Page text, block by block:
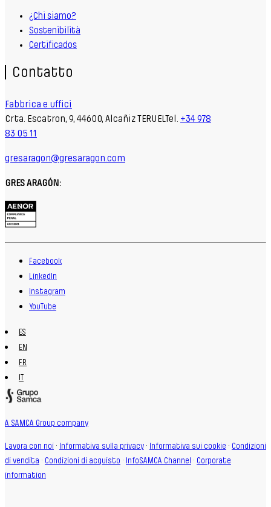
¿Chi siamo?
Sostenibilità
Certificados
Contatto
Fabbrica e uffici
Crta. Escatron, 9, 44600, Alcañiz TERUELTel. +34 978
83 05 11
gresaragon@gresaragon.com
GRES ARAGÓN:
Facebook
LinkedIn
Instagram
YouTube
ES
EN
FR
A SAMCA Group company
Lavora con noi · Informativa sulla privacy · Informativa sui cookie · Condizioni
di vendita · Condizioni di acquisto · InfoSAMCA Channel · Corporate
information